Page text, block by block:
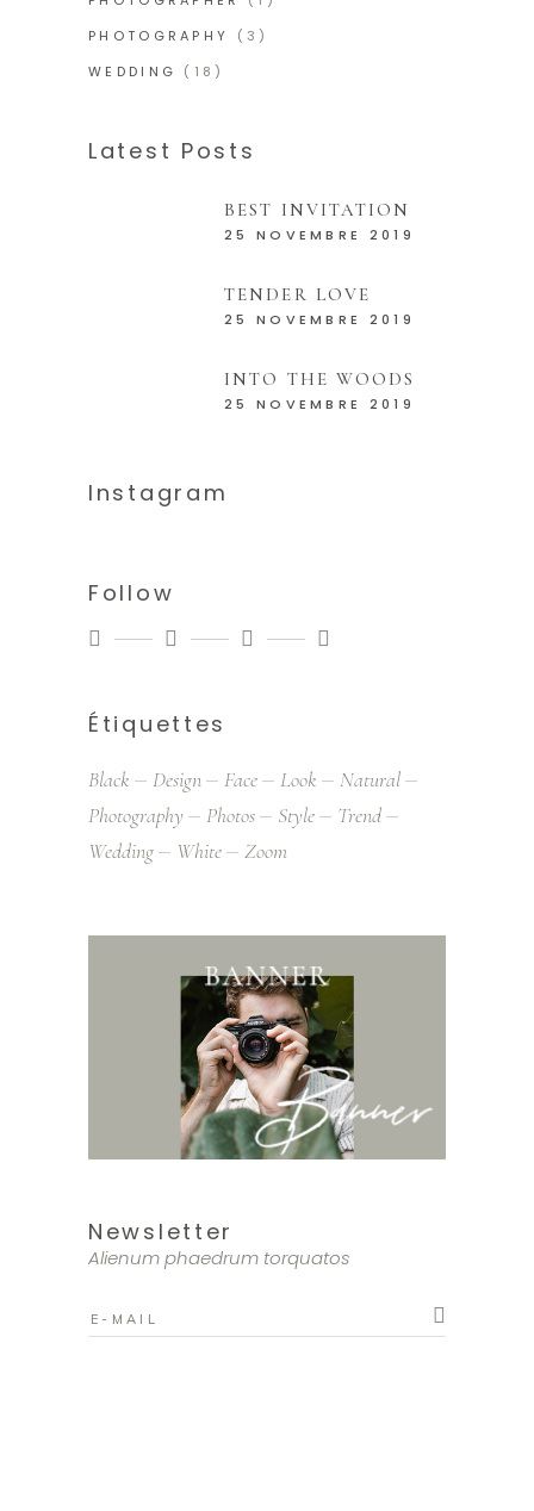
PHOTOGRAPHY
(3)
WEDDING
(18)
Latest Posts
BEST INVITATION
25 NOVEMBRE 2019
TENDER LOVE
25 NOVEMBRE 2019
INTO THE WOODS
25 NOVEMBRE 2019
Instagram
Follow
Étiquettes
Black Design Face Look
Natural
Photography
Photos Style
Trend
Wedding
White Zoom
Newsletter
Alienum phaedrum torquatos